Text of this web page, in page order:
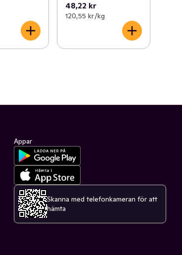
48,22 kr
120,55 kr /kg
Appar
Skanna med telefonkameran för att
hämta